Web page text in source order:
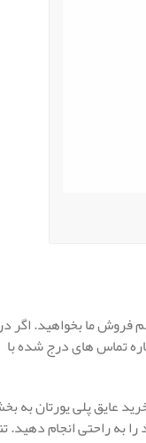
فروش ما بخواهید. اگر
تماس های درج شده با
عایق پلی یورتان به
به راحتی انجام دهید.